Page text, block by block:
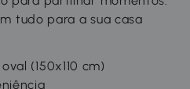
tudo para a sua casa
(150x110 cm)